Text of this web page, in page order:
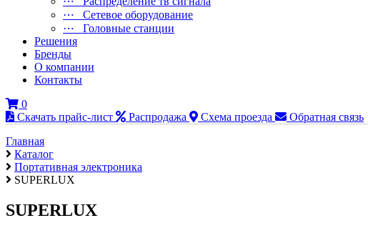
⋯ Сетевое оборудование
⋯ Головные станции
Решения
Бренды
О компании
Контакты
0
Скачать прайс-лист
Распродажа Схема проезда
Обратная связь
Главная
Каталог
Портативная электроника
SUPERLUX
SUPERLUX